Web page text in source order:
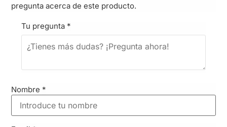
pregunta acerca de este producto.
Tu pregunta *
Nombre *